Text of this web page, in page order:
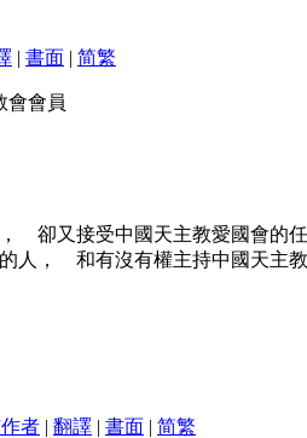
| 書面 | 简繁
會會員
卻又接受中國天主教愛國會的
人， 和有沒有權主持中國天主
者 | 翻譯 | 書面 | 简繁